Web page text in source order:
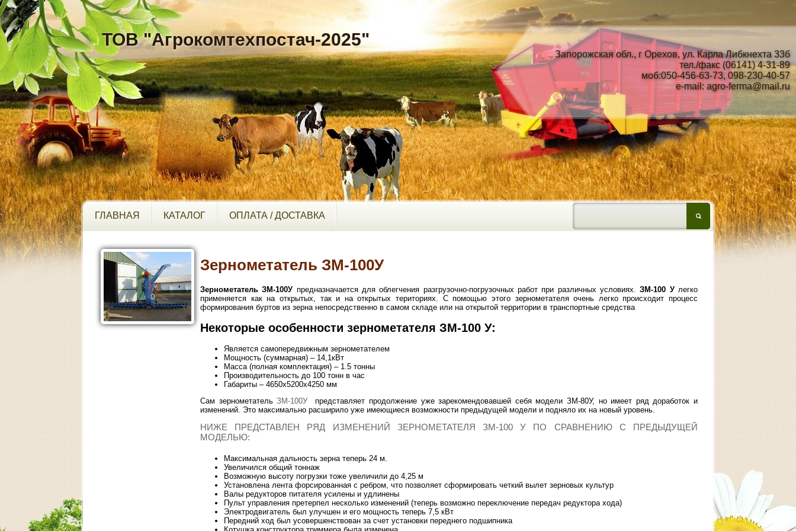
ТОВ "Агрокомтехпостач-2025"
Запорожская обл., г Орехов, ул. Карла Либкнехта 33б
тел./факс (06141) 4-31-89
моб:050-456-63-73, 098-230-40-57
e-mail: agro-ferma@mail.ru
ГЛАВНАЯ КАТАЛОГ ОПЛАТА / ДОСТАВКА
Зернометатель ЗМ-100У
Зернометатель ЗМ-100У предназначается для облегчения разгрузочно-погрузочных работ при различных условиях.ЗМ-100 Улегко
применяется как на открытых, так и на открытых териториях. С помощью этого зернометателя очень легко происходит процесс
формирования буртов из зерна непосредственно в самом складе или на открытой территории в транспортные средства
Некоторые особенности зернометателя ЗМ-100 У:
Является самопередвижным зернометателем
Мощность (суммарная) – 14,1кВт
Масса (полная комплектация) – 1.5 тонны
Производительность до 100 тонн в час
Габариты – 4650х5200х4250 мм
Сам зернометательЗМ-100У представляет продолжение уже зарекомендовавшей себя модели ЗМ-80У, но имеет ряд доработок и
изменений. Это максимально расширило уже имеющиеся возможности предыдущей модели и подняло их на новый уровень.
НИЖЕ ПРЕДСТАВЛЕН РЯД ИЗМЕНЕНИЙ ЗЕРНОМЕТАТЕЛЯ ЗМ-100 У ПО СРАВНЕНИЮ С ПРЕДЫДУЩЕЙ
МОДЕЛЬЮ:
Максимальная дальность зерна теперь 24 м.
Увеличился общий тоннаж
Возможную высоту погрузки тоже увеличили до 4,25 м
Установлена лента форсированная с ребром, что позволяет сформировать четкий вылет зерновых культур
Валы редукторов питателя усилены и удлинены
Пульт управления претерпел несколько изменений (теперь возможно переключение передач редуктора хода)
Электродвигатель был улучшен и его мощность теперь 7,5 кВт
Передний ход был усовершенствован за счет установки переднего подшипника